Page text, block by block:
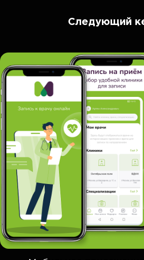
Следующий